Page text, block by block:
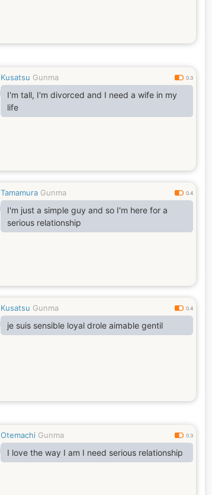
Kusatsu Gunma 0.3
I'm tall, I'm divorced and I need a wife in my
life
Tamamura Gunma 0.4
I'm just a simple guy and so I'm here for a
serious relationship
Kusatsu Gunma 0.4
je suis sensible loyal drole aimable gentil
Otemachi Gunma 0.3
I love the way I am I need serious relationship